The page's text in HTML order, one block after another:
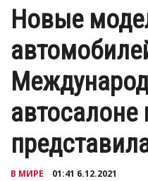
Новые
автосалоне
В МИРЕ 01:41 6.12.2021